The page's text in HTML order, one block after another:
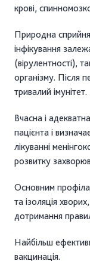
крові,
Природна
інфікування
(вірулентності),
організму. Після
тривалий імунітет.
Вчасна і
пацієнта і
лікуванні
розвитку
Основним
та ізоляція
дотримання
Найбільш
вакцинація.